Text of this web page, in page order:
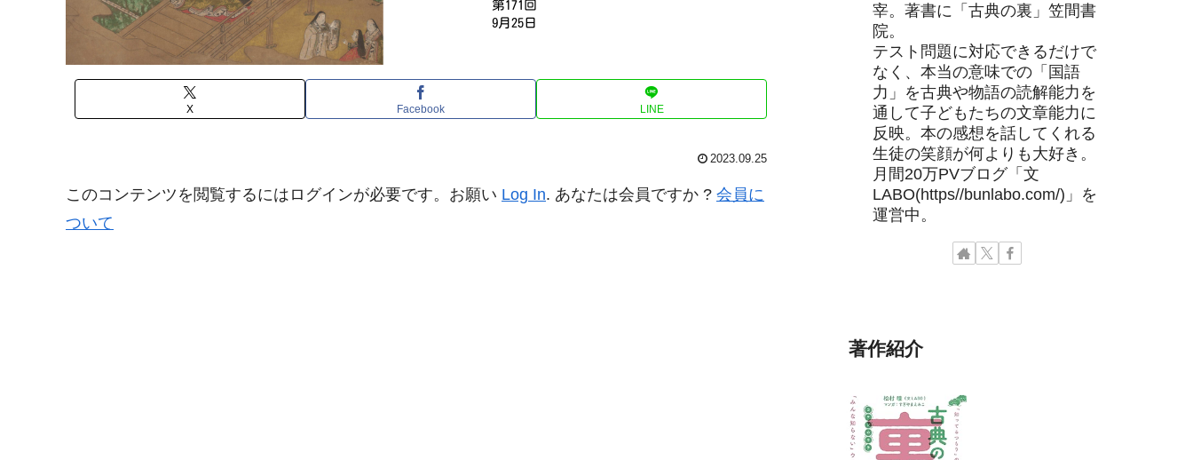
X Facebook LINE
2023.09.25
このコンテンツを閲覧するにはログインが必要です。お願い Log In. あなたは会員ですか ? 会員に
ついて
宰。著書に「古典の裏」笠間書
院。
テスト問題に対応できるだけで
なく、本当の意味での「国語
力」を古典や物語の読解能力を
通して子どもたちの文章能力に
反映。本の感想を話してくれる
生徒の笑顔が何よりも大好き。
月間20万PVブログ「文
LABO(https//bunlabo.com/)」を
運営中。
著作紹介